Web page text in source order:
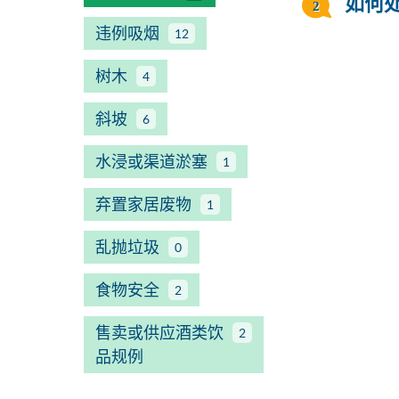
违例吸烟 12
树木 4
斜坡 6
水浸或渠道淤塞 1
弃置家居废物 1
乱抛垃圾 0
食物安全 2
售卖或供应酒类饮
品规例
2
如何